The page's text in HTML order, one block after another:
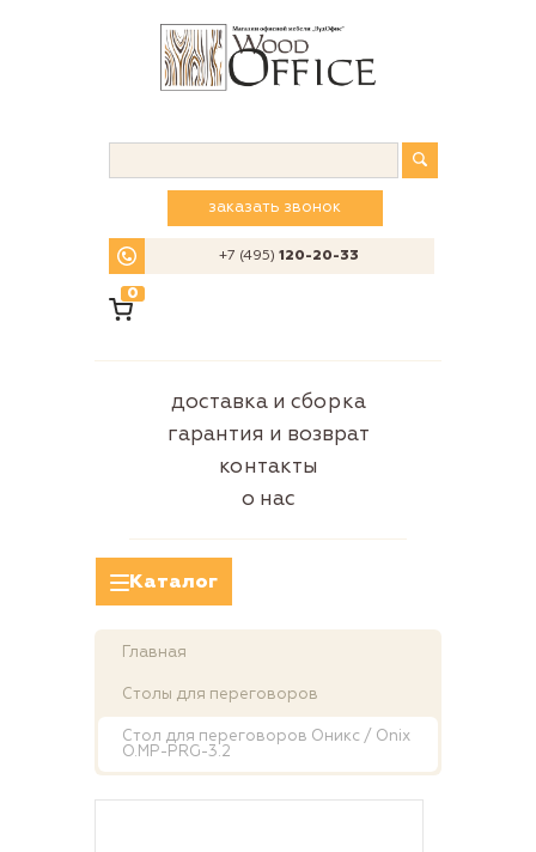
заказать звонок
+7 (495)120-20-33
0
доставка и сборка
гарантия и возврат
контакты
о нас
Каталог
Главная
Столы для переговоров
Стол для переговоров Оникс / Onix
O.MP-PRG-3.2